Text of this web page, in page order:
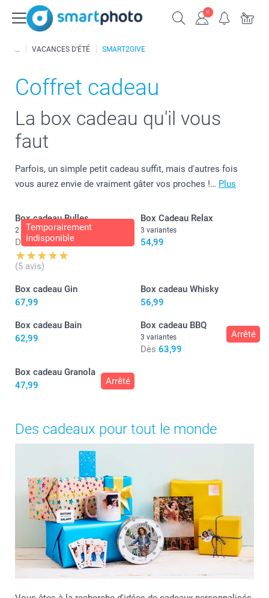
VACANCES D'ÉTÉ SMART2GIVE
Coffret cadeau
La box cadeau qu'il vous
faut
Parfois, un simple petit cadeau suffit, mais d'autres fois
vous aurez envie de vraiment gâter vos proches !… Plus
Temporairement
indisponible
Box cadeau Bulles
2 variantes
Dès 52,99
(5 avis)
Box Cadeau Relax
3 variantes
54,99
Box cadeau Gin
67,99
Box cadeau Whisky
56,99
Box cadeau Bain
62,99
Arrêté
Box cadeau BBQ
3 variantes
Dès 63,99
Arrêté
Box cadeau Granola
47,99
Des cadeaux pour tout le monde